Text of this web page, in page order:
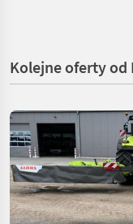
Kolejne oferty od